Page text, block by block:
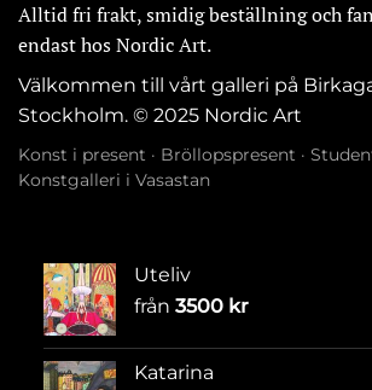
Alltid fri frakt, smidig beställning och
endast hos Nordic Art.
Välkommen till vårt galleri på
Stockholm. © 2025 Nordic Art
Konst i present · Bröllopspresent ·
Konstgalleri i Vasastan
Uteliv
från 3500 kr
Katarina